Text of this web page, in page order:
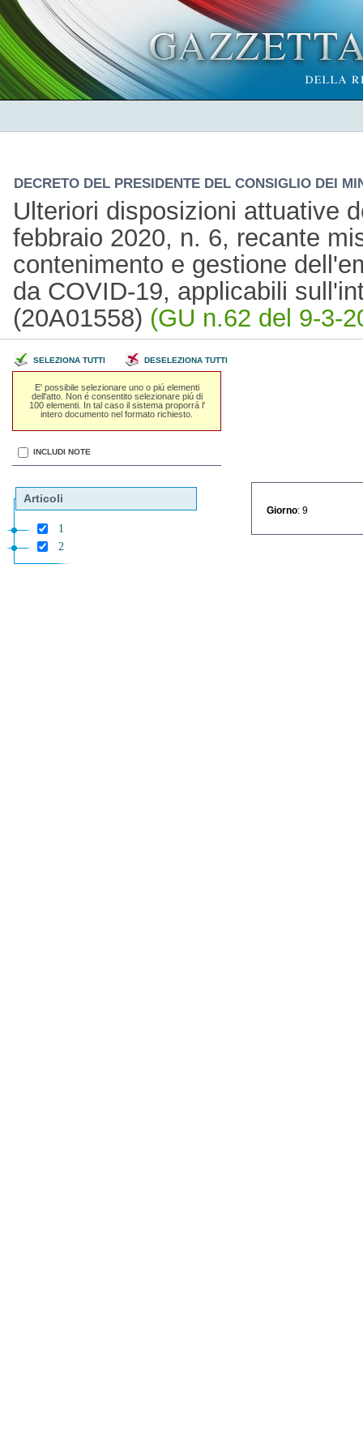
DECRETO DEL PRESIDENTE DEL CONSIGLIO DEI
Ulteriori disposizioni attuative
febbraio 2020, n. 6, recante
contenimento e gestione
da COVID-19, applicabili
(20A01558) (GU n.62 del 9-3-
SELEZIONA TUTTI DESELEZIONA TUTTI
E' possibile selezionare uno o piú elementi
dell'atto. Non é consentito selezionare piú di
100 elementi. In tal caso il sistema proporrá l'
intero documento nel formato richiesto.
INCLUDI NOTE
Articoli
1
2
Giorno : 9